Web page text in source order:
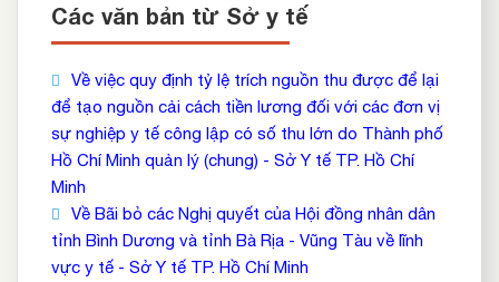
Các văn bản từ Sở y tế
Về việc quy định tỷ lệ trích nguồn thu được để lại
để tạo nguồn cải cách tiền lương đối với các đơn vị
sự nghiệp y tế công lập có số thu lớn do Thành phố
Hồ Chí Minh quản lý (chung) - Sở Y tế TP. Hồ Chí
Minh
Về Bãi bỏ các Nghị quyết của Hội đồng nhân dân
tỉnh Bình Dương và tỉnh Bà Rịa - Vũng Tàu về lĩnh
vực y tế - Sở Y tế TP. Hồ Chí Minh